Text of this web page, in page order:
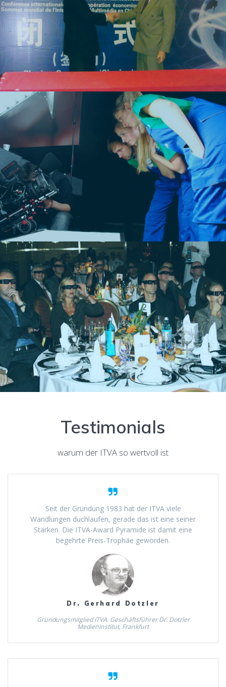
Testimonials
warum der ITVA so wertvoll ist
Seit der Gründung 1983 hat der ITVA viele
Wandlungen duchlaufen, gerade das ist eine seiner
Stärken. Die ITVA-Award Pyramide ist damit eine
begehrte Preis-Trophäe geworden.
Dr. Gerhard Dotzler
Gründungsmitglied ITVA. Geschäftsführer Dr. Dotzler
Medieninstitut, Frankfurt